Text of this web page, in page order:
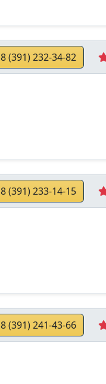
8 (391) 232-34-82
8 (391) 233-14-15
8 (391) 241-43-66